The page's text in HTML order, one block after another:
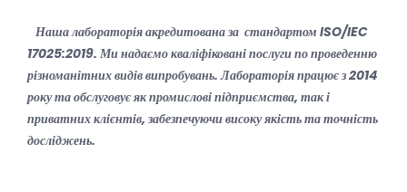
Наша лабораторія акредитована за стандартом ISO/IEC
17025:2019. Ми надаємо кваліфіковані послуги по проведенню
різноманітних видів випробувань. Лабораторія працює з 2014
року та обслуговує як промислові підприємства, так і
приватних клієнтів, забезпечуючи високу якість та точність
досліджень.